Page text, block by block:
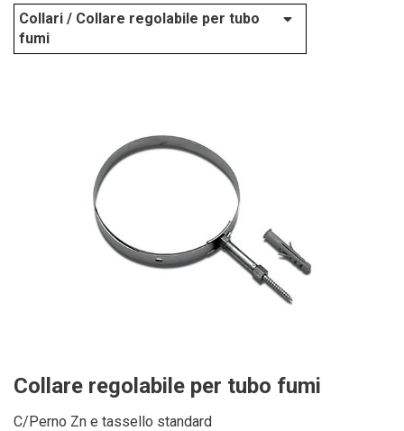
Collari / Collare regolabile per tubo
fumi
Collare regolabile per tubo fumi
C/Perno Zn e tassello standard